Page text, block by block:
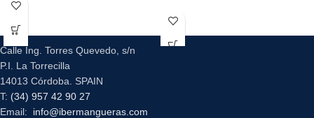
Calle Ing. Torres Quevedo, s/n
P.I. La Torrecilla
14013 Córdoba. SPAIN
T: (34) 957 42 90 27
Email: info@ibermangueras.com